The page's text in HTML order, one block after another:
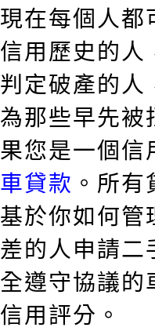
現在每個人
信用歷史的
判定破產的
為那些早先
果您是一個
車貸款 。所
基於你如何
差的人申請
全遵守協議
信用評分。